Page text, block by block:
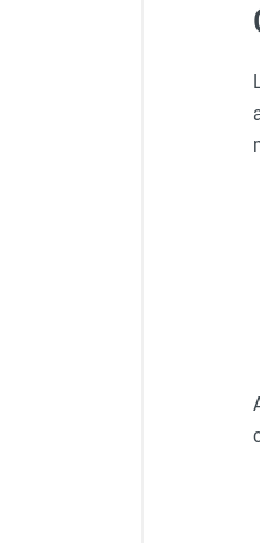
Chauffage
Chauffage
Chaudière
Aérotherme
Aérotherme
Aérotherme
Chauffage